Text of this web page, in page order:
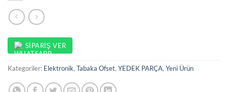
SIPARIŞ VER
Kategoriler: Elektronik, Tabaka Ofset, YEDEK PARÇA, Yeni Ürün